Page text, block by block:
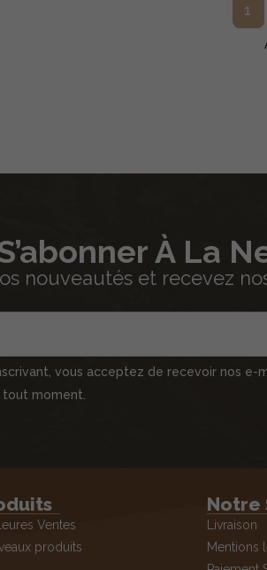
1
À La
nouveautés et recevez
vous acceptez de recevoir nos e-
tout moment.
Ventes
produits
Notre
Livraison
Mentions